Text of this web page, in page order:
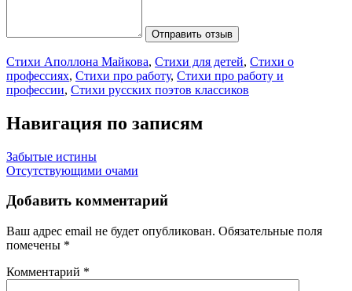
Отправить отзыв
Стихи Аполлона Майкова, Стихи для детей, Стихи о
профессиях, Стихи про работу, Стихи про работу и
профессии, Стихи русских поэтов классиков
Навигация по записям
Забытые истины
Отсутствующими очами
Добавить комментарий
Ваш адрес email не будет опубликован. Обязательные поля
помечены *
Комментарий *